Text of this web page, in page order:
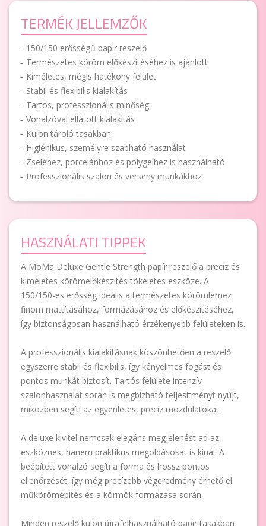
TERMÉK JELLEMZŐK
- 150/150 erősségű papír reszelő
- Természetes köröm előkészítéséhez is ajánlott
- Kíméletes, mégis hatékony felület
- Stabil és flexibilis kialakítás
- Tartós, professzionális minőség
- Vonalzóval ellátott kialakítás
- Külön tároló tasakban
- Higiénikus, személyre szabható használat
- Zseléhez, porcelánhoz és polygelhez is használható
- Professzionális szalon és verseny munkákhoz
HASZNÁLATI TIPPEK
A MoMa Deluxe Gentle Strength papír reszelő a precíz és
kíméletes körömelőkészítés tökéletes eszköze. A
150/150-es erősség ideális a természetes körömlemez
finom mattításához, formázásához és előkészítéséhez,
így biztonságosan használható érzékenyebb felületeken is.
A professzionális kialakításnak köszönhetően a reszelő
egyszerre stabil és flexibilis, így kényelmes fogást és
pontos munkát biztosít. Tartós felülete intenzív
szalonhasználat során is megbízható teljesítményt nyújt,
miközben segíti az egyenletes, precíz mozdulatokat.
A deluxe kivitel nemcsak elegáns megjelenést ad az
eszköznek, hanem praktikus megoldásokat is kínál. A
beépített vonalzó segíti a forma és hossz pontos
ellenőrzését, így még precízebb végeredmény érhető el
műkörömépítés és a körmök formázása során.
Minden reszelő külön újrafelhasználható papír tasakban